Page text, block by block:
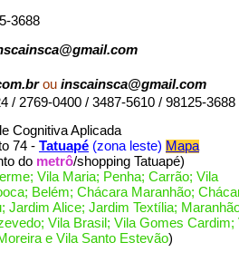
3688
ou inscainsca@gmail.com
/ 2769-0400 / 3487-5610 / 98125-3688
Cognitiva Aplicada
74 - Tatuapé (zona leste) Mapa
do metrô/shopping Tatuapé)
Vila Maria; Penha; Carrão; Vila
Belém; Chácara Maranhão;
Jardim Alice; Jardim Textília;
Vila Brasil; Vila Gomes Cardim;
e Vila Santo Estevão)